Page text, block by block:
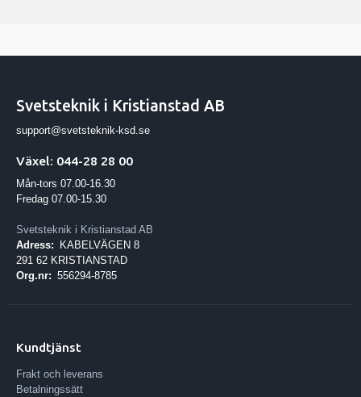
Svetsteknik i Kristianstad AB
support@svetsteknik-ksd.se
Växel: 044-28 28 00
Mån-tors 07.00-16.30
Fredag 07.00-15.30
Svetsteknik i Kristianstad AB
Adress:
KABELVÄGEN 8
291 62 KRISTIANSTAD
Org.nr: 556294-8785
Kundtjänst
Frakt och leverans
Betalningssätt